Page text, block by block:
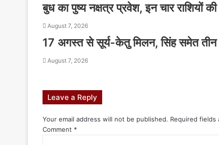
बुध का पुष्य नक्षत्र प्रवेश, इन चार राशियों
August 7, 2026
17 अगस्त से सूर्य-केतु मिलन, सिंह समेत तीन
August 7, 2026
Leave a Reply
Your email address will not be published. Required fields
Comment *